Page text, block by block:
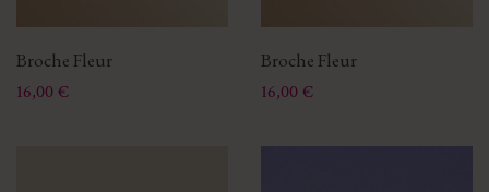
Broche Fleur
Prix
16,00 €
Broche Fleur
Prix
16,00 €